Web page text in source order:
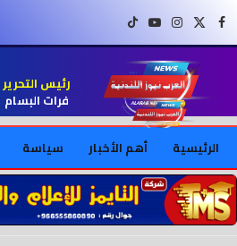
فيسبوكX (Twitter)
إنستغراميوتيوبتيك توك
رئيس التحرير
فرات البسام
الرئيسية أهم الأخبار سياسة